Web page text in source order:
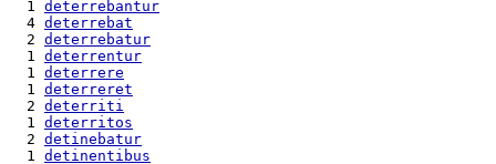
  1
deterrebantur
  4
deterrebat
  2
deterrebatur
  1
deterrentur
  1
deterrere
  1
deterreret
  2
deterriti
  1
deterritos
  2
detinebatur
  1
detinentibus